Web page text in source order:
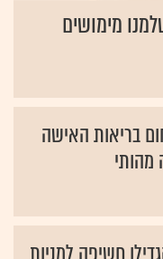
מימושים
בריאות האישה
מהותי